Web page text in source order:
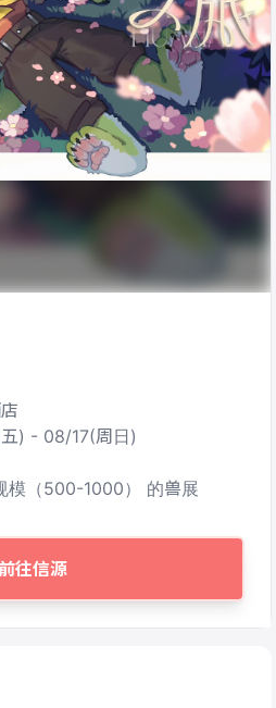
) - 08/17(周日)
模（500-1000） 的兽展
前往信源